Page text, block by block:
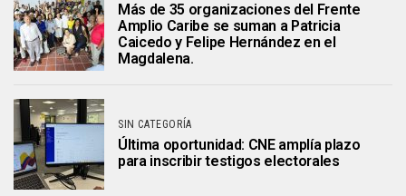
Más de 35 organizaciones del Frente
Amplio Caribe se suman a Patricia
Caicedo y Felipe Hernández en el
Magdalena.
SIN CATEGORÍA
Última oportunidad: CNE amplía plazo
para inscribir testigos electorales